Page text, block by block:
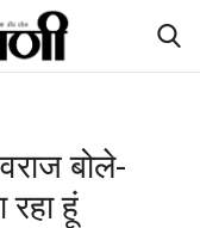
बोले-
रहा हूं